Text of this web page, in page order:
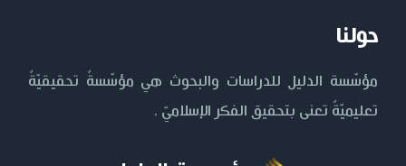
حولنا
مؤسّسة الدليل للدراسات والبحوث هي مؤسّسةٌ تحقيقيّةٌ
تعليميّةٌ تعنى بتحقيق الفكر الإسلاميّ .